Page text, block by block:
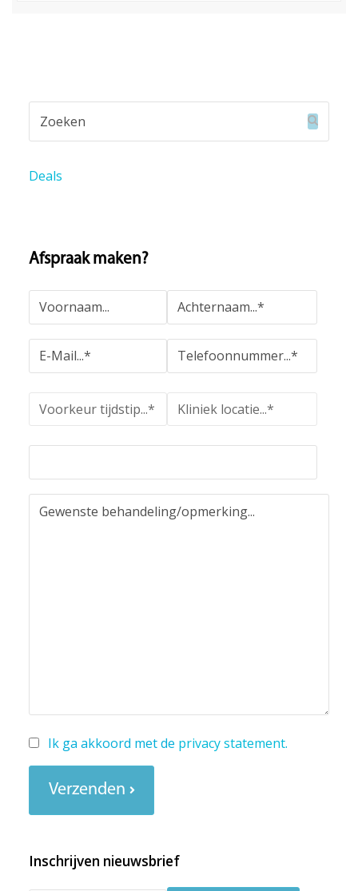
Deals
Afspraak maken?
Ik ga akkoord met de privacy statement.
Verzenden
Inschrijven nieuwsbrief